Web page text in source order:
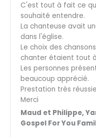
C'est tout à fait ce
souhaité entendre.
La chanteuse avait
dans l'église.
Le choix des
chanter étaient tout
Les personnes
beaucoup apprécié.
Prestation très
Merci
Maud et Philippe,
Gospel For You